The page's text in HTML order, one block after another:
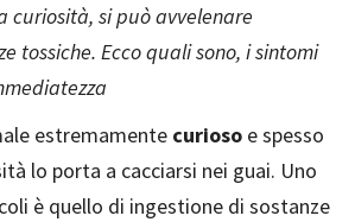
curiosità, si può avvelenare
tossiche. Ecco quali sono, i sintomi
estremamente curioso e spesso
lo porta a cacciarsi nei guai. Uno
è quello di ingestione di sostanze